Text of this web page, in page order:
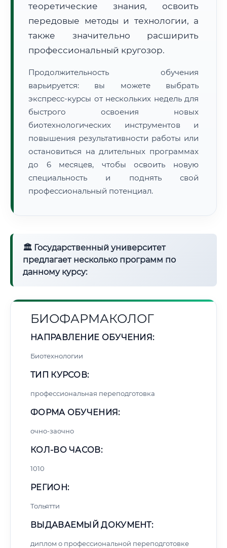
📜 Документы и аккредитация ФИС ФРДО
Нажмите на документ для увеличения и просмотра
теоретические знания, освоить
передовые методы и технологии, а
также значительно расширить
профессиональный кругозор.
Продолжительность обучения
варьируется: вы можете выбрать
экспресс-курсы от нескольких недель для
быстрого освоения новых
биотехнологических инструментов и
повышения результативности работы или
остановиться на длительных программах
до 6 месяцев, чтобы освоить новую
специальность и поднять свой
профессиональный потенциал.
🏛 Государственный университет
предлагает несколько программ по
данному курсу:
БИОФАРМАКОЛОГ
НАПРАВЛЕНИЕ ОБУЧЕНИЯ:
Биотехнологии
ТИП КУРСОВ:
профессиональная переподготовка
ФОРМА ОБУЧЕНИЯ:
очно-заочно
КОЛ-ВО ЧАСОВ:
1010
РЕГИОН:
Тольятти
ВЫДАВАЕМЫЙ ДОКУМЕНТ:
диплом о профессиональной переподготовке